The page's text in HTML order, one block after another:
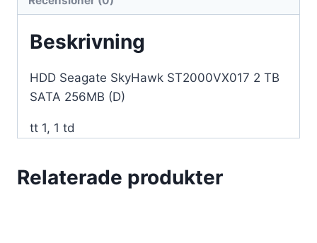
Beskrivning
HDD Seagate SkyHawk ST2000VX017 2 TB
SATA 256MB (D)
tt 1, 1 td
Relaterade produkter